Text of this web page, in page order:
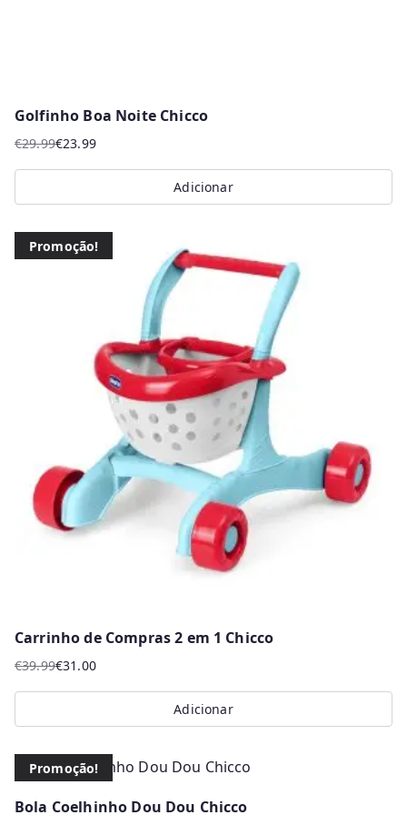
Golfinho Boa Noite Chicco
€29.99
O
preço
original
€29.99.
€23.99
O
preço
atual
€23.99.
Adicionar
Promoção!
Carrinho de Compras 2 em 1 Chicco
€39.99
O
preço
original
€39.99.
€31.00
O
preço
atual
€31.00.
Adicionar
Promoção!
Bola Coelhinho Dou Dou Chicco